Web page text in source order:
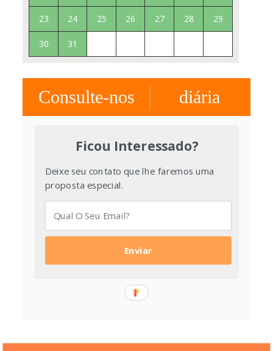
23 24 25 26 27 28 29
30 31
Consulte-nos diária
Ficou Interessado?
Deixe seu contato que lhe faremos uma
proposta especial.
Enviar